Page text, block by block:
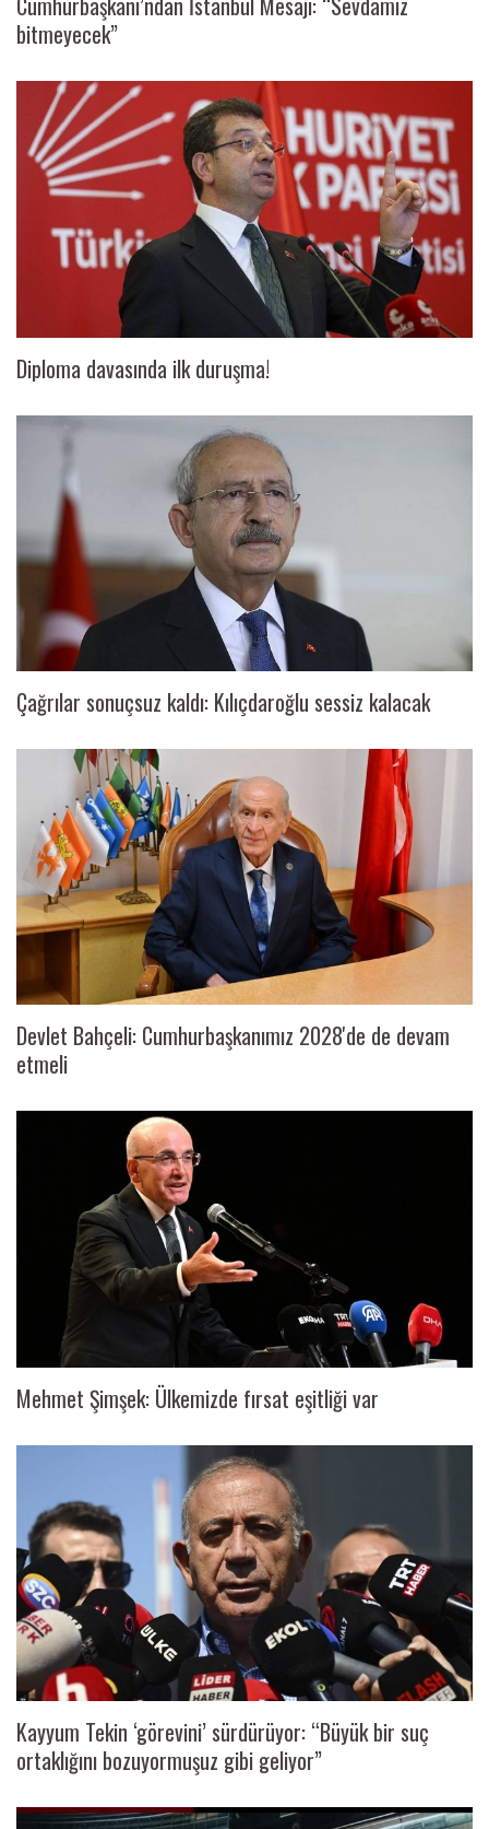
bitmeyecek”
Diploma davasında ilk duruşma!
Çağrılar sonuçsuz kaldı: Kılıçdaroğlu sessiz kalacak
Devlet Bahçeli: Cumhurbaşkanımız 2028'de de devam
etmeli
Mehmet Şimşek: Ülkemizde fırsat eşitliği var
Kayyum Tekin ‘görevini’ sürdürüyor: “Büyük bir suç
ortaklığını bozuyormuşuz gibi geliyor”